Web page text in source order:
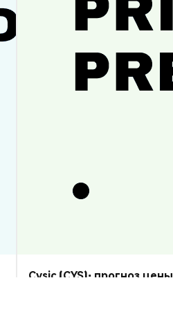
Cysic (CYS): прогноз цены